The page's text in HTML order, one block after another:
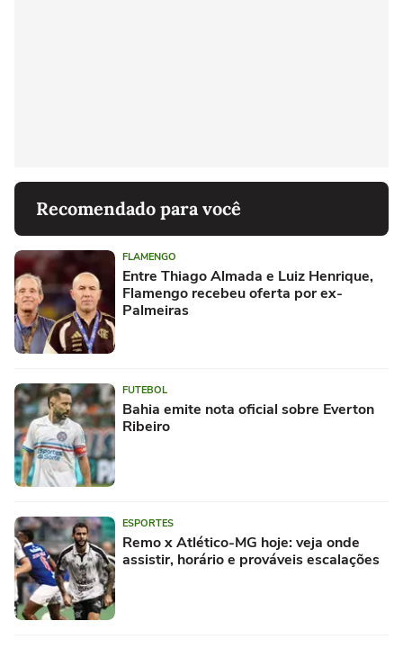
Recomendado para você
FLAMENGO
Entre Thiago Almada e Luiz Henrique,
Flamengo recebeu oferta por ex-
Palmeiras
FUTEBOL
Bahia emite nota oficial sobre Everton
Ribeiro
ESPORTES
Remo x Atlético-MG hoje: veja onde
assistir, horário e prováveis escalações